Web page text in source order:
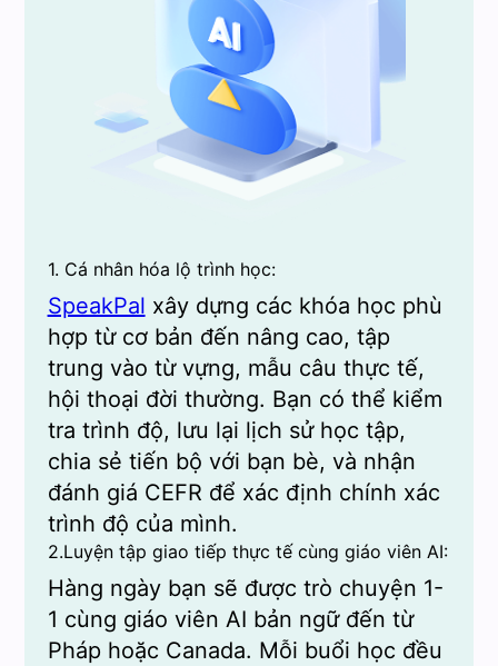
1. Cá nhân hóa lộ trình học:
SpeakPal xây dựng các khóa học phù
hợp từ cơ bản đến nâng cao, tập
trung vào từ vựng, mẫu câu thực tế,
hội thoại đời thường. Bạn có thể kiểm
tra trình độ, lưu lại lịch sử học tập,
chia sẻ tiến bộ với bạn bè, và nhận
đánh giá CEFR để xác định chính xác
trình độ của mình.
2.Luyện tập giao tiếp thực tế cùng giáo viên AI:
Hàng ngày bạn sẽ được trò chuyện 1-
1 cùng giáo viên AI bản ngữ đến từ
Pháp hoặc Canada. Mỗi buổi học đều